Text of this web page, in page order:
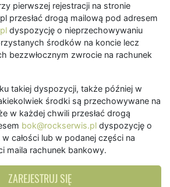
pierwszej rejestracji na stronie
przesłać drogą mailową pod adresem
dyspozycję o nieprzechowywaniu
środków na koncie lecz
bezzwłocznym zwrocie na rachunek
takiej dyspozycji, także później w
środki są przechowywane na
w każdej chwili przesłać drogą
bok@rockserwis.pl dyspozycję o
całości lub w podanej części na
maila rachunek bankowy.
ZAREJESTRUJ SIĘ